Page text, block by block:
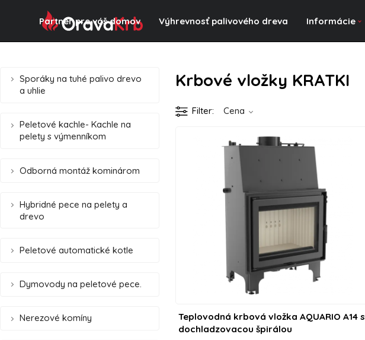
Partner pre váš domov Výhrevnosť palivového dreva Informácie
Sporáky na tuhé palivo drevo
a uhlie
Peletové kachle- Kachle na
pelety s výmenníkom
Odborná montáž kominárom
Hybridné pece na pelety a
drevo
Peletové automatické kotle
Dymovody na peletové pece.
Nerezové komíny
Krbové vložky KRATKI
Filter Cena
Teplovodná krbová vložka AQUARIO A14 s
dochladzovacou špirálou